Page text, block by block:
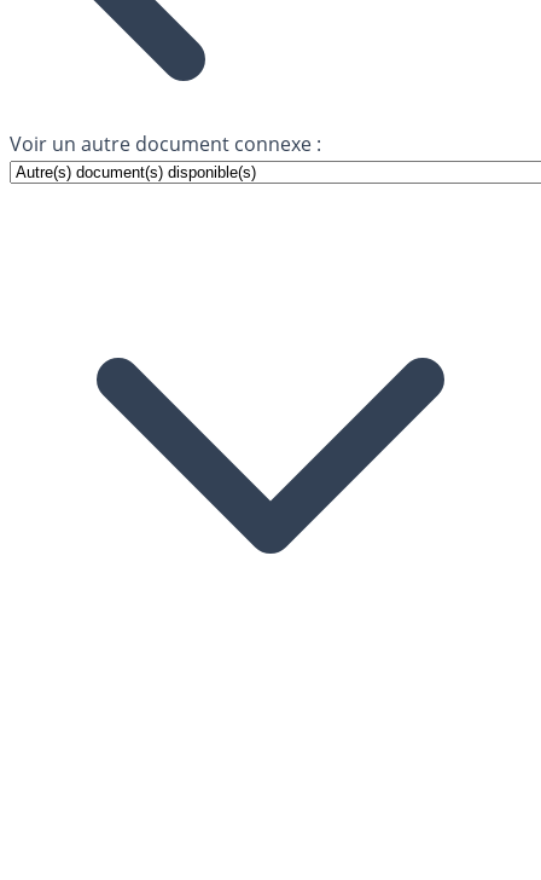
Voir un autre document connexe :